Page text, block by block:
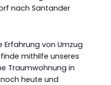
nach Santander
von Umzug
mithilfe unseres
Traumwohnung in
heute und